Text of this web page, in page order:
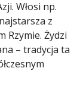
Włosi np.
z
Rzymie. Żydzi
– tradycja ta